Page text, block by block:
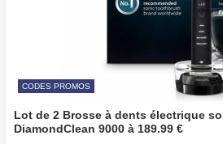
CODES PROMOS
Lot de 2 Brosse à dents électrique
DiamondClean 9000 à 189.99 €